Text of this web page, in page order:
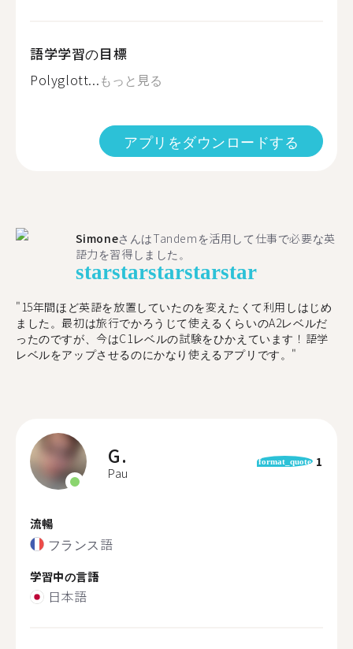
語学学習の目標
Polyglott...もっと見る
アプリをダウンロードする
SimoneさんはTandemを活用して仕事で必要な英
語力を習得しました。
starstarstarstarstar
"15年間ほど英語を放置していたのを変えたくて利用しはじめ
ました。最初は旅行でかろうじて使えるくらいのA2レベルだ
ったのですが、今はC1レベルの試験をひかえています！語学
レベルをアップさせるのにかなり使えるアプリです。"
G.
Pau
format_quote 1
流暢
フランス語
学習中の言語
日本語